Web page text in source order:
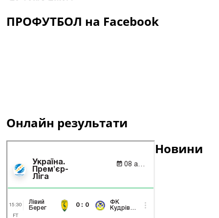
ПРОФУТБОЛ на Facebook
Онлайн результати
Новини